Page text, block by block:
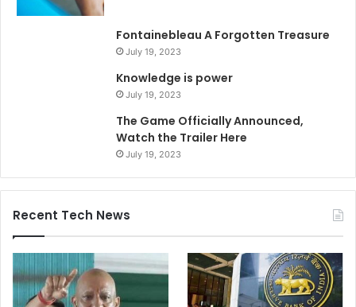
Fontainebleau A Forgotten Treasure
July 19, 2023
Knowledge is power
July 19, 2023
The Game Officially Announced,
Watch the Trailer Here
July 19, 2023
Recent Tech News